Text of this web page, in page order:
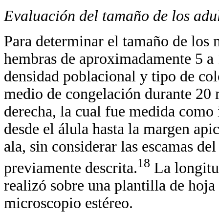
Evaluación del tamaño de los
Para determinar el tamaño de los
hembras de aproximadamente 5
densidad poblacional y tipo de
medio de congelación durante 20
derecha, la cual fue medida
desde el álula hasta la margen
ala, sin considerar las escamas
previamente descrita.18 La
realizó sobre una plantilla de
microscopio estéreo.